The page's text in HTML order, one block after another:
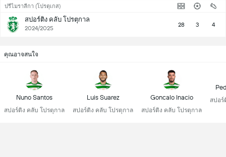
ปรีไมราลีกา (โปรตุเกส)
สปอร์ติง คลับ โปรตุกาล
2024/2025 28 3 4
คุณอาจสนใจ
Nuno Santos
สปอร์ติง คลับ โปรตุกาล
Luis Suarez
สปอร์ติง คลับ โปรตุกาล
Goncalo Inacio
สปอร์ติง คลับ โปรตุกาล
สปอร์